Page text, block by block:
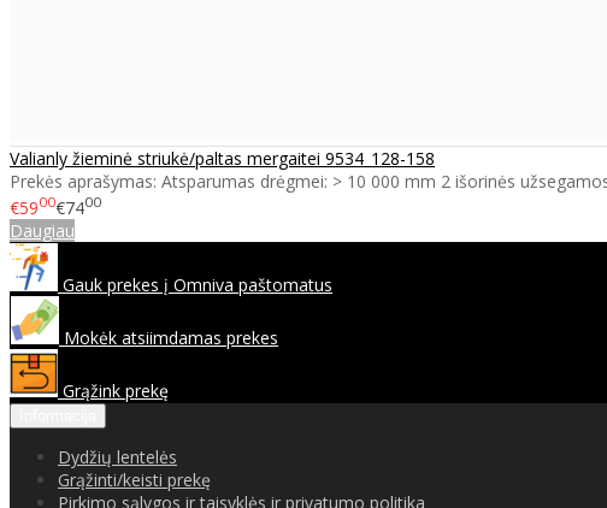
Valianly žieminė striukė/paltas mergaitei 9534_128-158
Prekės aprašymas: Atsparumas drėgmei: > 10 000 mm 2 išorinės
€5900€7400
Daugiau
Gauk prekes į Omniva paštomatus
Mokėk atsiimdamas prekes
Grąžink prekę
Dydžių lentelės
Grąžinti/keisti prekę
Pirkimo sąlygos ir taisyklės ir privatumo politika